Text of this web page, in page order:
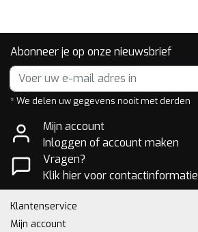
Abonneer je op onze nieuwsbrief
* We delen uw gegevens nooit met derden
Mijn account
Inloggen of account maken
Vragen?
Klik hier voor contactinformatie
Klantenservice
Mijn account